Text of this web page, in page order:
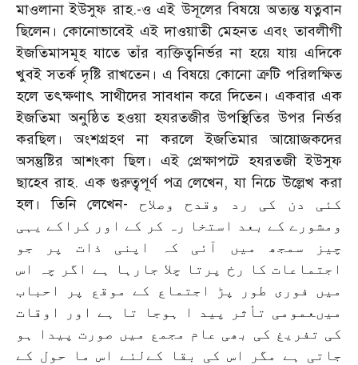
মাওলানা ইউসুফ রাহ.-ও এই উসূলের বিষয়ে অত্যন্ত যত্নবান
ছিলেন। কোনোভাবেই এই দাওয়াতী মেহনত এবং তাবলীগী
ইজতিমাসমূহ যাতে তাঁর ব্যক্তিত্বনির্ভর না হয়ে যায় এদিকে
খুবই সতর্ক দৃষ্টি রাখতেন। এ বিষয়ে কোনো ত্রুটি পরিলক্ষিত
হলে তৎক্ষণাৎ সাথীদের সাবধান করে দিতেন। একবার এক
ইজতিমা অনুষ্ঠিত হওয়া হযরতজীর উপস্থিতির উপর নির্ভর
করছিল। অংশগ্রহণ না করলে ইজতিমার আয়োজকদের
অসন্তুষ্টির আশংকা ছিল। এই প্রেক্ষাপটে হযরতজী ইউসুফ
ছাহেব রাহ. এক গুরুত্বপূর্ণ পত্র লেখেন, যা নিচে উল্লেখ করা
হল। তিনি লেখেন- کئی دن کی رد وقدح وصلاح
ومشورے کے بعد استخا رہ کر کے اور کراکے یہی
چیز سمجھ میں آئی کہ اپنی ذات پر جو
اجتماعات کا رخ پرتا چلا جارہا ہے اگر چہ اس
ميں فوری طور پڑ اجتماع کے موقع پر احباب
ميںعمومی تأثر پید ا ہوجا تا ہے اور اوقات
کی تفریغ کی بھی عام مجمع ميں صورت پیدا ہو
جاتی ہے مگر اس کی بقا کےلئے اس ما حول کے